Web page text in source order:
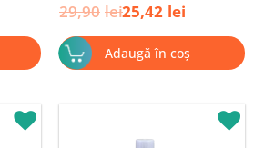
29,90 lei25,42 lei
Adaugă în coș